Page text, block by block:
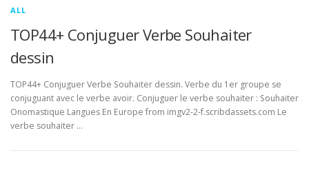
ALL
TOP44+ Conjuguer Verbe Souhaiter
dessin
TOP44+ Conjuguer Verbe Souhaiter dessin. Verbe du 1er groupe se
conjuguant avec le verbe avoir. Conjuguer le verbe souhaiter : Souhaiter
Onomastique Langues En Europe from imgv2-2-f.scribdassets.com Le
verbe souhaiter …